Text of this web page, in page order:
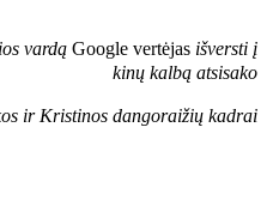
vardą Google vertėjas išversti į
kinų kalbą atsisako
ir Kristinos dangoraižių kadrai